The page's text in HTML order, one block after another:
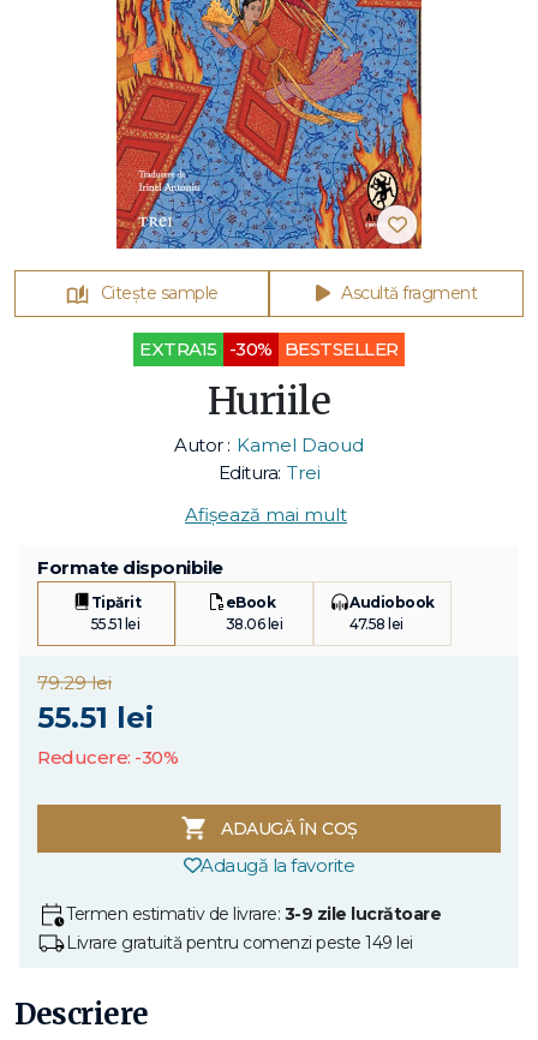
Citește sample Ascultă fragment
EXTRA15 -30% BESTSELLER
Huriile
Autor : Kamel Daoud
Editura: Trei
Afișează mai mult
Formate disponibile
Tipărit
55.51 lei
eBook
38.06 lei
Audiobook
47.58 lei
79.29 lei
55.51 lei
Reducere: -30%
ADAUGĂ ÎN COȘ
Adaugă la favorite
Termen estimativ de livrare: 3-9 zile lucrătoare
Livrare gratuită pentru comenzi peste 149 lei
Descriere